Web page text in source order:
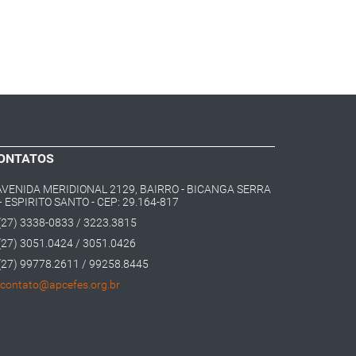
MERIDIONAL 2129, BAIRRO - BICANGA SERRA
ESPIRITO SANTO - CEP: 29.164-817
3338-0833 / 3223.3815
3051.0424 / 3051.0426
99778.2611 / 99258.8445
contato@apcefes.org.br